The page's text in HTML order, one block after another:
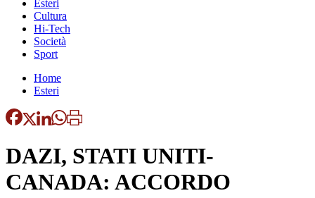
Esteri
Cultura
Hi-Tech
Società
Sport
Home
Esteri
DAZI, STATI UNITI-
CANADA: ACCORDO